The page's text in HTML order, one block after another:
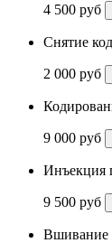
4 500 руб
Снятие
2 000 руб
9 000 руб
Инъекция
9 500 руб
Вшивание